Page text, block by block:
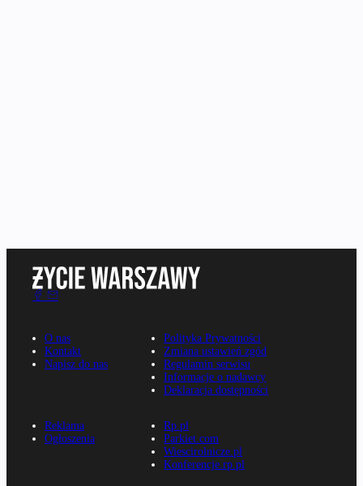
O nas
Kontakt
Napisz do nas
Polityka Prywatności
Zmiana ustawień zgód
Regulamin serwisu
Informacje o nadawcy
Deklaracja dostępności
Reklama
Ogłoszenia
Rp.pl
Parkiet.com
Wiescirolnicze.pl
Konferencje.rp.pl